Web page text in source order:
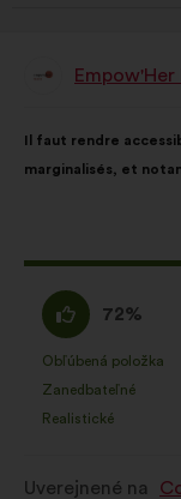
Empow'Her
návrhu:
Il faut rendre
marginalisés, et
rozdelením:
Súhlasím
:
72%
Obľúbená položka
:krát
Zanedbateľné
:krát
Realistické
:krát
Uverejnené na